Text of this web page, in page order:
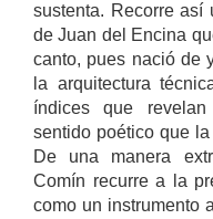
sustenta. Recorre así
de Juan del Encina
canto, pues nació de
la arquitectura
índices que revelan
sentido poético que
De una manera
Comín recurre a la
como un instrumento